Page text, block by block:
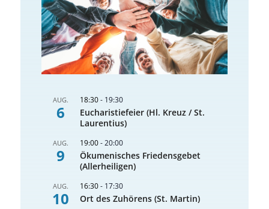
AUG.
6
18:30- 19:30
Eucharistiefeier (Hl. Kreuz / St.
Laurentius)
AUG.
9
19:00-20:00
Ökumenisches Friedensgebet
(Allerheiligen)
AUG.
10
16:30- 17:30
Ort des Zuhörens (St. Martin)